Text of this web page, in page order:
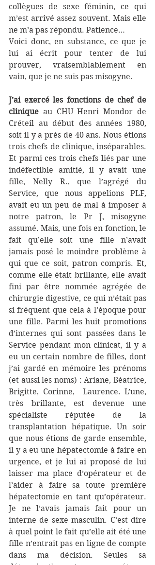
collègues de sexe féminin, ce qui
m’est arrivé assez souvent. Mais elle
ne m’a pas répondu. Patience…
Voici donc, en substance, ce que je
lui ai écrit pour tenter de lui
prouver, vraisemblablement en
vain, que je ne suis pas misogyne.
J’ai exercé les fonctions de chef de
clinique au CHU Henri Mondor de
Créteil au début des années 1980,
soit il y a près de 40 ans. Nous étions
trois chefs de clinique, inséparables.
Et parmi ces trois chefs liés par une
indéfectible amitié, il y avait une
fille, Nelly R., que l’agrégé du
Service, que nous appelions PLF,
avait eu un peu de mal à imposer à
notre patron, le Pr J, misogyne
assumé. Mais, une fois en fonction, le
fait qu’elle soit une fille n’avait
jamais posé le moindre problème à
qui que ce soit, patron compris. Et,
comme elle était brillante, elle avait
fini par être nommée agrégée de
chirurgie digestive, ce qui n’était pas
si fréquent que cela à l’époque pour
une fille. Parmi les huit promotions
d’internes qui sont passées dans le
Service pendant mon clinicat, il y a
eu un certain nombre de filles, dont
j’ai gardé en mémoire les prénoms
(et aussi les noms) : Ariane, Béatrice,
Brigitte, Corinne,  Laurence. L’une,
très brillante, est devenue une
spécialiste réputée de la
transplantation hépatique. Un soir
que nous étions de garde ensemble,
il y a eu une hépatectomie à faire en
urgence, et je lui ai proposé de lui
laisser ma place d’opérateur et de
l’aider à faire sa toute première
hépatectomie en tant qu’opérateur.
Je ne l’avais jamais fait pour un
interne de sexe masculin. C’est dire
à quel point le fait qu’elle ait été une
fille n’entrait pas en ligne de compte
dans ma décision. Seules sa